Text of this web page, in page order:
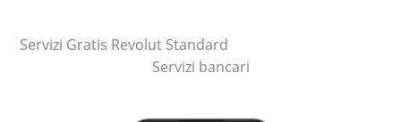
Servizi Gratis Revolut Standard
Servizi bancari